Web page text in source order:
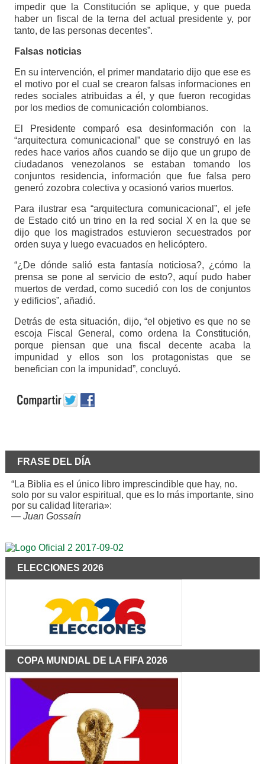
impedir que la Constitución se aplique, y que pueda
haber un fiscal de la terna del actual presidente y, por
tanto, de las personas decentes”.
Falsas noticias
En su intervención, el primer mandatario dijo que ese es
el motivo por el cual se crearon falsas informaciones en
redes sociales atribuidas a él, y que fueron recogidas
por los medios de comunicación colombianos.
El Presidente comparó esa desinformación con la
“arquitectura comunicacional” que se construyó en las
redes hace varios años cuando se dijo que un grupo de
ciudadanos venezolanos se estaban tomando los
conjuntos residencia, información que fue falsa pero
generó zozobra colectiva y ocasionó varios muertos.
Para ilustrar esa “arquitectura comunicacional”, el jefe
de Estado citó un trino en la red social X en la que se
dijo que los magistrados estuvieron secuestrados por
orden suya y luego evacuados en helicóptero.
“¿De dónde salió esta fantasía noticiosa?, ¿cómo la
prensa se pone al servicio de esto?, aquí pudo haber
muertos de verdad, como sucedió con los de conjuntos
y edificios”, añadió.
Detrás de esta situación, dijo, “el objetivo es que no se
escoja Fiscal General, como ordena la Constitución,
porque piensan que una fiscal decente acaba la
impunidad y ellos son los protagonistas que se
benefician con la impunidad”, concluyó.
FRASE DEL DÍA
“La Biblia es el único libro imprescindible que hay, no.
solo por su valor espiritual, que es lo más importante, sino
por su calidad literaria»:
— Juan Gossaín
ELECCIONES 2026
COPA MUNDIAL DE LA FIFA 2026